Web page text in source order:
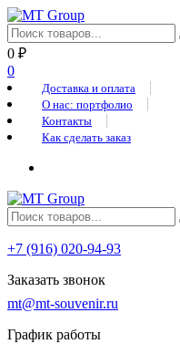
0 ₽
0
Доставка и оплата
О нас: портфолио
Контакты
Как сделать заказ
+7 (916) 020-94-93
Заказать звонок
mt@mt-souvenir.ru
График работы